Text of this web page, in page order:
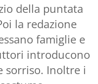
della puntata
la redazione
famiglie e
introducono
sorriso. Inoltre i